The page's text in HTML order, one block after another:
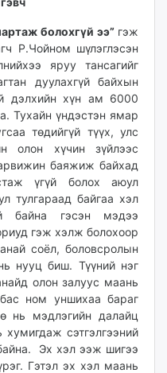
болохгүй ээ” гэж
Р.Чойном шүлэглэсэн
яруу тансагийг
дуулахгүй байхын
дэлхийн хүн ам 6000
Тухайн үндэстэн ямар
төдийгүй түүх, улс
олон хүчин зүйлээс
баяжиж байхад
үгүй болох аюул
тулгараад байгаа хэл
байна гэсэн мэдээ
гэж хэлж болохоор
соёл, боловсролын
нууц биш. Түүний нэг
олон залуус маань
ном уншихаа бараг
нь мэдлэгийн далайц
хумигдаж сэтгэлгээний
Эх хэл ээж шигээ
Гэтэл эх хэл маань